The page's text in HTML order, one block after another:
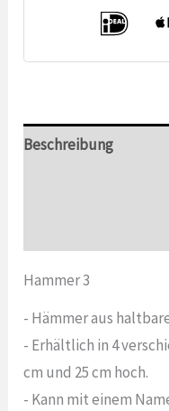
Beschreibung
Hammer 3
- Hämmer aus
- Erhältlich in 4
cm und 25 cm hoch.
- Kann mit einem